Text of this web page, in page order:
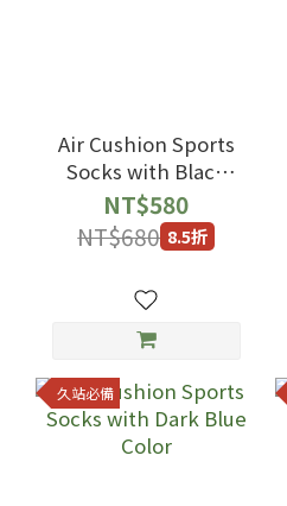
Air Cushion Sports
Socks with Black
and Gray Line Color
NT$580
NT$680 8.5折
久站必備